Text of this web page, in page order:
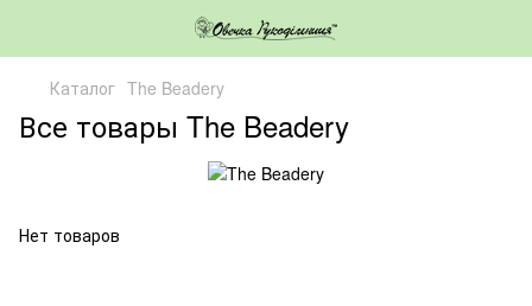
Каталог The Beadery
Все товары The Beadery
Нет товаров